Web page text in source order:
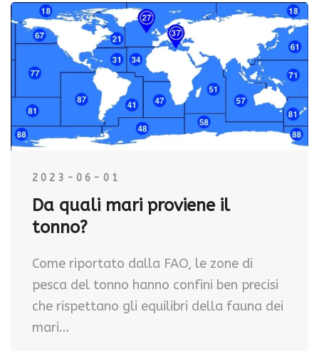
2023-06-01
Da quali mari proviene il
tonno?
Come riportato dalla FAO, le zone di
pesca del tonno hanno confini ben precisi
che rispettano gli equilibri della fauna dei
mari…